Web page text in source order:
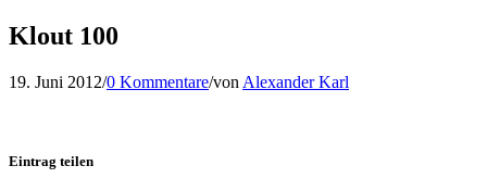
Klout 100
19. Juni 2012/0 Kommentare/von Alexander Karl
Eintrag teilen